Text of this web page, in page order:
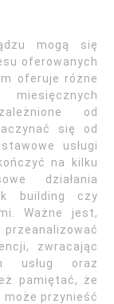
mogą się
oferowanych
oferuje różne
od
się od
usługi
na kilku
działania
building czy
Ważne jest,
przeanalizować
zwracając
usług oraz
pamiętać, że
może przynieść